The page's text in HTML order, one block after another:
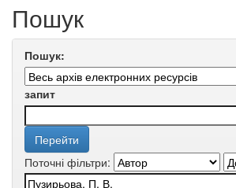
Пошук
Пошук:
запит
Поточні фільтри: